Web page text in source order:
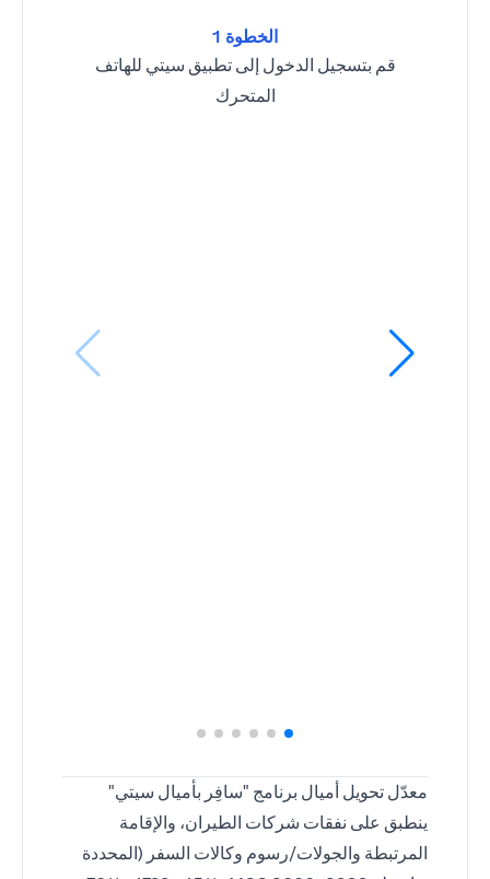
الخطوة 1
قم بتسجيل الدخول إلى تطبيق سيتي للهاتف
المتحرك
معدّل تحويل أميال برنامج "سافِر بأميال سيتي"
ينطبق على نفقات شركات الطيران، والإقامة
المرتبطة والجولات/رسوم وكالات السفر (المحددة